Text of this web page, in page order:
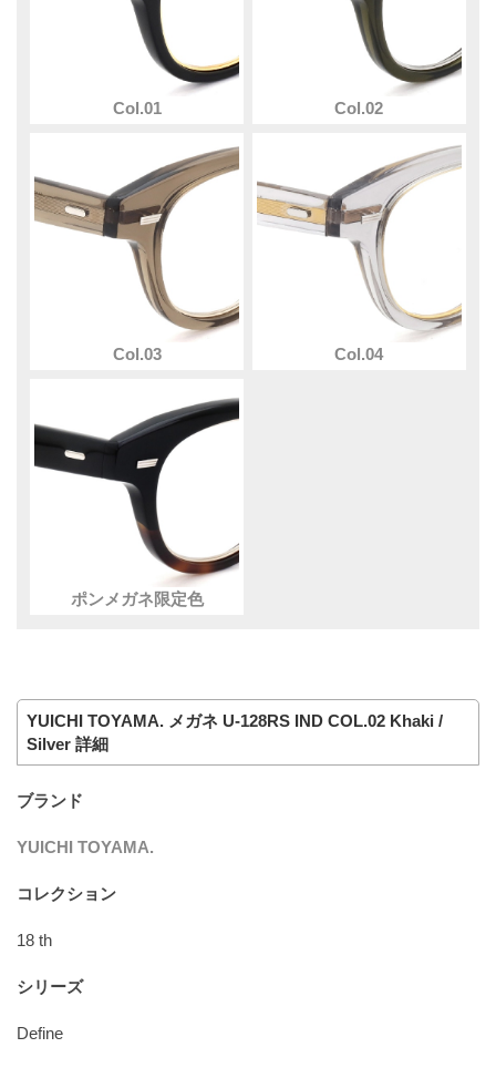
Col.01 Col.02
Col.03 Col.04
ポンメガネ限定色
YUICHI TOYAMA. メガネ U-128RS IND COL.02 Khaki /
Silver 詳細
ブランド
YUICHI TOYAMA.
コレクション
18 th
シリーズ
Define